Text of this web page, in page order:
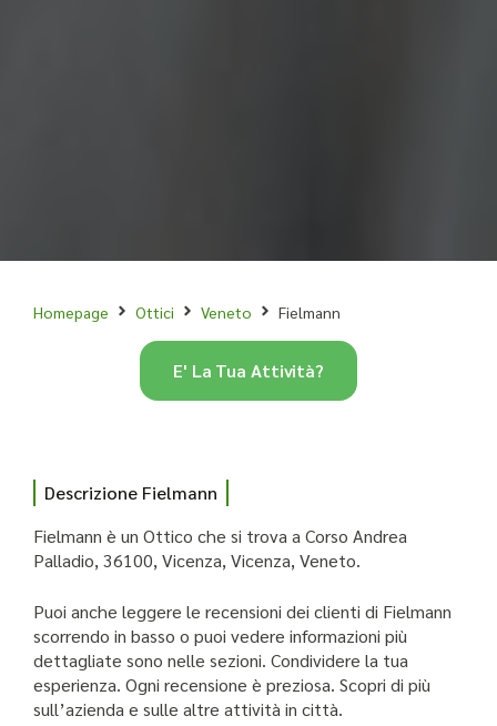
Homepage Ottici Veneto Fielmann
Descrizione Fielmann
Fielmann è un Ottico che si trova a Corso Andrea
Palladio, 36100, Vicenza, Vicenza, Veneto.
Puoi anche leggere le recensioni dei clienti di Fielmann
scorrendo in basso o puoi vedere informazioni più
dettagliate sono nelle sezioni. Condividere la tua
esperienza. Ogni recensione è preziosa. Scopri di più
sull’azienda e sulle altre attività in città.
E' La Tua Attività?